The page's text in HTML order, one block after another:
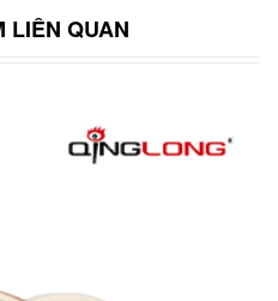
LIÊN QUAN